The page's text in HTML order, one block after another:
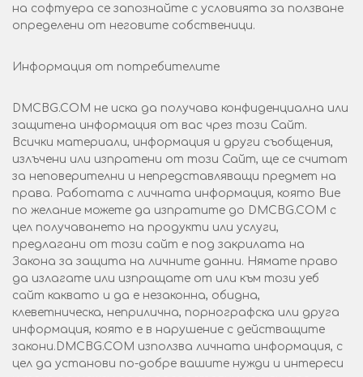
на софтуера се запознайте с условията за ползване
определени от неговите собственици.
Информация от потребителите
DMCBG.COM не иска да получава конфиденциална или
защитена информация от вас чрез този Сайт.
Всички материали, информация и други съобщения,
излъчени или изпратени от този Сайт, ще се считат
за неповерителни и непредставляващи предмет на
права. Работата с личната информация, която Вие
по желание можете да изпратите до DMCBG.COM с
цел получаването на продукти или услуги,
предлагани от този сайт е под закрилата нa
Закона за защита на личните данни. Нямате право
да излагате или изпращате от или към този уеб
сайт каквато и да е незаконна, обидна,
клеветническа, неприлична, порнографска или друга
информация, която е в нарушение с действащите
закони.DMCBG.COM използва личната информация, с
цел да установи по-добре вашите нужди и интереси